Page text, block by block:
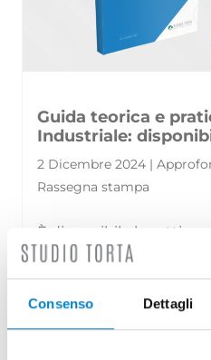
Consenso Dettagli
Guida teorica e
Industriale:
2 Dicembre 2024 |
Rassegna stampa
È disponibile la settima
teorica e pratica della
una pubblicazione